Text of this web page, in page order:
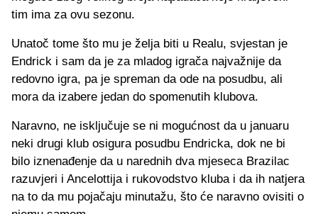
tim ima za ovu sezonu.
Unatoč tome što mu je želja biti u Realu, svjestan je
Endrick i sam da je za mladog igrača najvažnije da
redovno igra, pa je spreman da ode na posudbu, ali
mora da izabere jedan do spomenutih klubova.
Naravno, ne isključuje se ni mogućnost da u januaru
neki drugi klub osigura posudbu Endricka, dok ne bi
bilo iznenađenje da u narednih dva mjeseca Brazilac
razuvjeri i Ancelottija i rukovodstvo kluba i da ih natjera
na to da mu pojačaju minutažu, što će naravno ovisiti o